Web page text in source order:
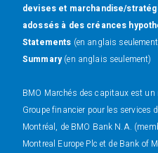
devises et marchandise/
adossés à des créances
Statements (en anglais
Summary(en anglais seulement)
BMO Marchés des capitaux est
Groupe financier pour les services
Montréal, de BMO Bank N.A.
Montreal Europe Plc et de Bank of